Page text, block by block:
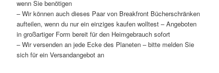
wenn Sie benötigen
– Wir können auch dieses Paar von Breakfront Bücherschränken
aufteilen, wenn du nur ein einziges kaufen wolltest – Angeboten
in großartiger Form bereit für den Heimgebrauch sofort
– Wir versenden an jede Ecke des Planeten – bitte melden Sie
sich für ein Versandangebot an